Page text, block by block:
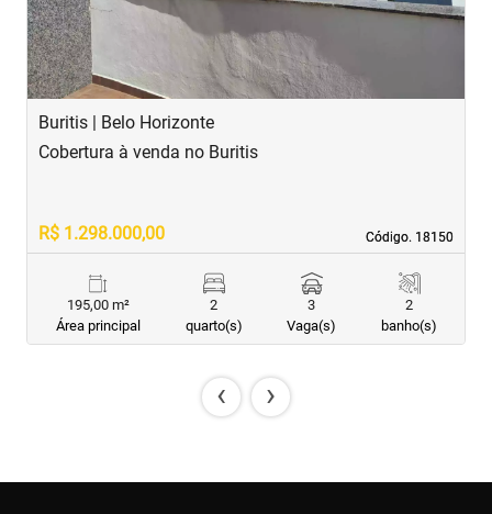
Buritis | Belo Horizonte
Código. 18150
Código. 18150
Cobertura à venda no Buritis
R$ 1.298.000,00
195,00 m²
Área principal
2
quarto(s)
3
Vaga(s)
2
banho(s)
‹ ›